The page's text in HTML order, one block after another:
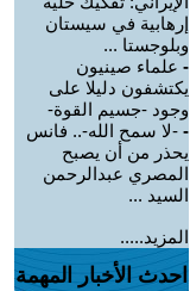
إرهابية في سيستان
وبلوجستا ...
- علماء صينيون
يكتشفون دليلا على
وجود -جسيم القوة-
- -لا سمح الله-.. فانس
يحذر من أن يصبح
المصري عبدالرحمن
السيد ...
المزيد.....
احدث الأخبار المهمة